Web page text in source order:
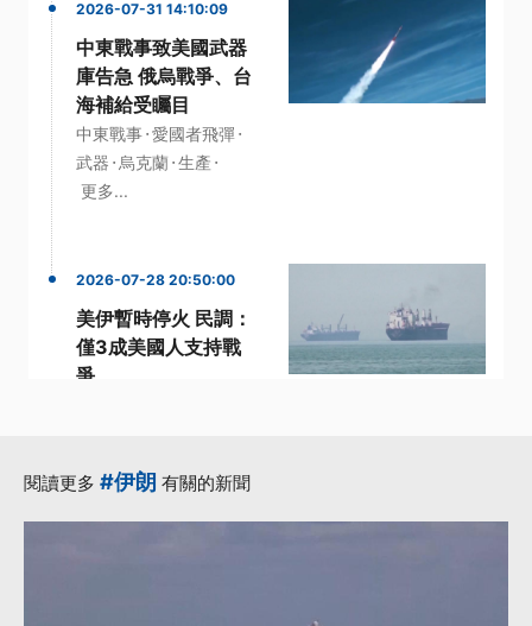
2026-07-31 14:10:09
中東戰事致美國武器
庫告急 俄烏戰爭、台
海補給受矚目
中東戰事·愛國者飛彈·
武器 · 烏克蘭·生產 ·
更多...
2026-07-28 20:50:00
美伊暫時停火 民調：
僅3成美國人支持戰
爭
閱讀更多 #伊朗 有關的新聞